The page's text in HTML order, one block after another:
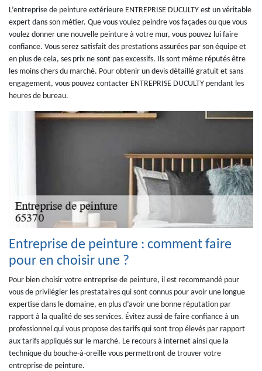
L’entreprise de peinture extérieure ENTREPRISE DUCULTY est un véritable
expert dans son métier. Que vous voulez peindre vos façades ou que vous
voulez donner une nouvelle peinture à votre mur, vous pouvez lui faire
confiance. Vous serez satisfait des prestations assurées par son équipe et
en plus de cela, ses prix ne sont pas excessifs. Ils sont même réputés être
les moins chers du marché. Pour obtenir un devis détaillé gratuit et sans
engagement, vous pouvez contacter ENTREPRISE DUCULTY pendant les
heures de bureau.
Entreprise de peinture : comment faire
pour en choisir une ?
Pour bien choisir votre entreprise de peinture, il est recommandé pour
vous de privilégier les prestataires qui sont connus pour avoir une longue
expertise dans le domaine, en plus d’avoir une bonne réputation par
rapport à la qualité de ses services. Évitez aussi de faire confiance à un
professionnel qui vous propose des tarifs qui sont trop élevés par rapport
aux tarifs appliqués sur le marché. Le recours à internet ainsi que la
technique du bouche-à-oreille vous permettront de trouver votre
entreprise de peinture.